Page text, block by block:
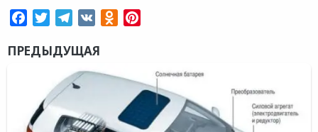
FacebookTwitterTelegram
VK Odnoklassniki
ПРЕДЫДУЩАЯ